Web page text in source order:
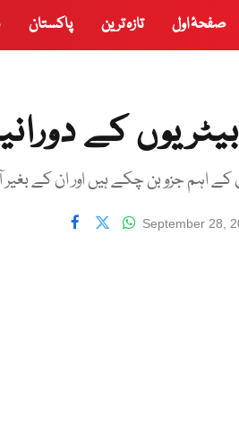
صفحۂ اول تازہ ترین پاکستان
کے
کے اہم جزو بن چکے ہیں اور ان کے
September 28,